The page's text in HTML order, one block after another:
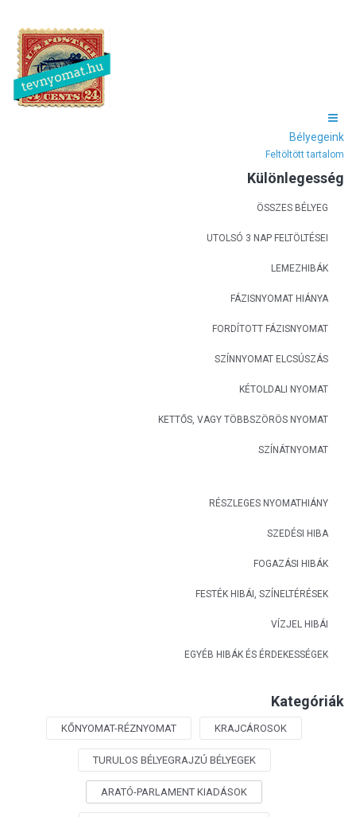
Bélyegeink
Feltöltött tartalom
Különlegesség
ÖSSZES BÉLYEG
UTOLSÓ 3 NAP FELTÖLTÉSEI
LEMEZHIBÁK
FÁZISNYOMAT HIÁNYA
FORDÍTOTT FÁZISNYOMAT
SZÍNNYOMAT ELCSÚSZÁS
KÉTOLDALI NYOMAT
KETTŐS, VAGY TÖBBSZÖRÖS NYOMAT
SZÍNÁTNYOMAT
RÉSZLEGES NYOMATHIÁNY
SZEDÉSI HIBA
FOGAZÁSI HIBÁK
FESTÉK HIBÁI, SZÍNELTÉRÉSEK
VÍZJEL HIBÁI
EGYÉB HIBÁK ÉS ÉRDEKESSÉGEK
Kategóriák
KŐNYOMAT-RÉZNYOMAT KRAJCÁROSOK
TURULOS BÉLYEGRAJZÚ BÉLYEGEK
ARATÓ-PARLAMENT KIADÁSOK